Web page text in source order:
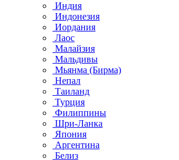
Индия
Индонезия
Иордания
Лаос
Малайзия
Мальдивы
Мьянма (Бирма)
Непал
Таиланд
Турция
Филиппины
Шри-Ланка
Япония
Аргентина
Белиз